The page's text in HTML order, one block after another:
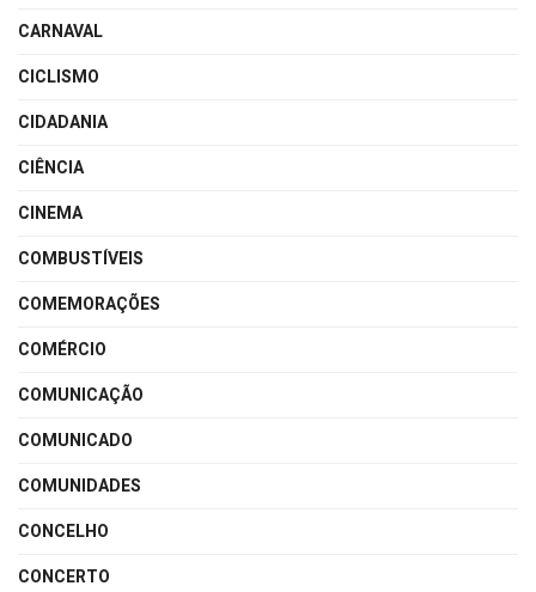
CARNAVAL
CICLISMO
CIDADANIA
CIÊNCIA
CINEMA
COMBUSTÍVEIS
COMEMORAÇÕES
COMÉRCIO
COMUNICAÇÃO
COMUNICADO
COMUNIDADES
CONCELHO
CONCERTO